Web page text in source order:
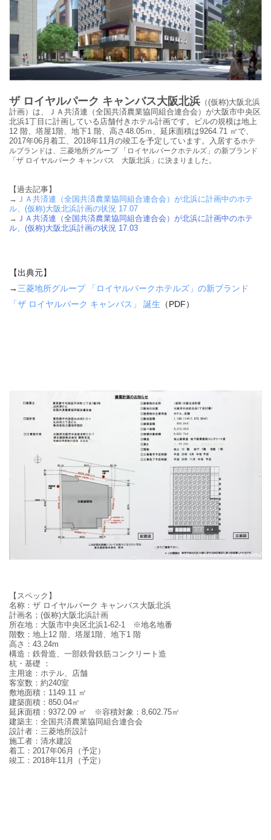
ザ ロイヤルパーク キャンバス大阪北浜 （(仮称)大阪北浜
計画）は、 ＪＡ共済連（全国共済農業協同組合連合会 ）が大阪市中央区
北浜1丁目に計画している店舗付きホテル計画です。ビルの規模は地上
12 階、塔屋1階、地下1 階、高さ48.05ｍ、延床面積は9264.71 ㎡で、
2017年06月着工、2018年11月の竣工を予定しています。入居するホテ
ルブランドは、 三菱地所グループ
「ロイヤルパークホテルズ」の新ブランド
「ザ ロイヤルパーク キャンバス 大阪北浜」に決まりました。
【過去記事】
→ ＪＡ共済連（全国共済農業協同組合連合会）が北浜に計画中のホテ
ル、(仮称)大阪北浜計画の状況 17.07
→ ＪＡ共済連（全国共済農業協同組合連合会）が北浜に計画中のホテ
ル、(仮称)大阪北浜計画の状況 17.03
【出典元】
→三菱地所グループ
「ロイヤルパークホテルズ」の新ブランド
「ザ ロイヤルパーク キャンバス」 誕生 （PDF）
【スペック】
名称： ザ ロイヤルパーク キャンバス大阪北浜
計画名；(仮称)大阪北浜計画
所在地 ： 大阪市中央区北浜1-62-1 ※地名地番
階数： 地上12 階、塔屋1階、地下1 階
高さ： 43.24m
構造 ： 鉄骨造、一部鉄骨鉄筋コンクリート造
杭・基礎
：
主用途： ホテル、店舗
客室数：約240室
敷地面積： 1149.11 ㎡
建築面積： 850.04㎡
延床面積： 9372.09 ㎡ ※容積対象：8,602.75㎡
建築主 ： 全国共済農業協同組合連合会
設計者 ： 三菱地所設計
施工者 ： 清水建設
着工： 2017年06月（予定）
竣工 ： 2018年11月 （予定）